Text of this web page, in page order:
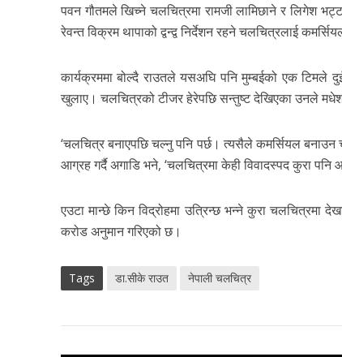
पवन गौतमले खिच्ने चलचित्रमा रामजी लामिछाने र लिगेश
रेवन्त विक्रम थापाको द्वन्द्व निर्देशन रहने चलचित्रलाई
कार्यक्रममा बोल्दै राउतले यसअघि पनि मुम्बईको एक टिमले
खुलाए। चलचित्रको टीजर हेरेपछि सन्तुष्ट देखिएका उनले
‘चलचित्र बनाएपछि चल्नु पनि पर्छ। त्यसैले कमर्सियल
आग्रह गर्दै अगाडि भने, ‘चलचित्रमा केही विवादस्पद कुरा
एउटा मान्छे किन विद्रोहमा उत्रिन्छ भन्ने कुरा चलचित्रमा
करोड अनुमान गरिएको छ।
Tags डा.सीके राउत नेपाली चलचित्र